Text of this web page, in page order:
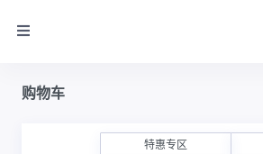
购物车
特惠专区